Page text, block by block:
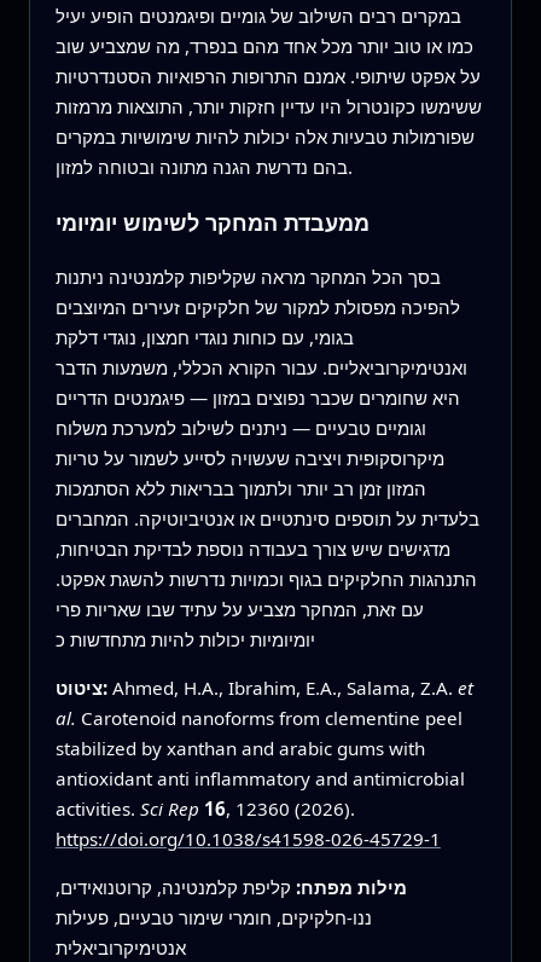
במקרים רבים השילוב של גומיים ופיגמנטים הופיע יעיל
כמו או טוב יותר מכל אחד מהם בנפרד, מה שמצביע שוב
על אפקט שיתופי. אמנם התרופות הרפואיות הסטנדרטיות
ששימשו כקונטרול היו עדיין חזקות יותר, התוצאות מרמזות
שפורמולות טבעיות אלה יכולות להיות שימושיות במקרים
בהם נדרשת הגנה מתונה ובטוחה למזון.
ממעבדת המחקר לשימוש יומיומי
בסך הכל המחקר מראה שקליפות קלמנטינה ניתנות
להפיכה מפסולת למקור של חלקיקים זעירים המיוצבים
בגומי, עם כוחות נוגדי חמצון, נוגדי דלקת
ואנטימיקרוביאליים. עבור הקורא הכללי, משמעות הדבר
היא שחומרים שכבר נפוצים במזון — פיגמנטים הדריים
וגומיים טבעיים — ניתנים לשילוב למערכת משלוח
מיקרוסקופית ויציבה שעשויה לסייע לשמור על טריות
המזון זמן רב יותר ולתמוך בבריאות ללא הסתמכות
בלעדית על תוספים סינתטיים או אנטיביוטיקה. המחברים
מדגישים שיש צורך בעבודה נוספת לבדיקת הבטיחות,
התנהגות החלקיקים בגוף וכמויות נדרשות להשגת אפקט.
עם זאת, המחקר מצביע על עתיד שבו שאריות פרי
יומיומיות יכולות להיות מתחדשות כ
ציטוט: Ahmed, H.A., Ibrahim, E.A., Salama, Z.A. et
al. Carotenoid nanoforms from clementine peel
stabilized by xanthan and arabic gums with
antioxidant anti inflammatory and antimicrobial
activities. Sci Rep 16, 12360 (2026).
https://doi.org/10.1038/s41598-026-45729-1
מילות מפתח: קליפת קלמנטינה, קרוטנואידים,
ננו-חלקיקים, חומרי שימור טבעיים, פעילות
אנטימיקרוביאלית